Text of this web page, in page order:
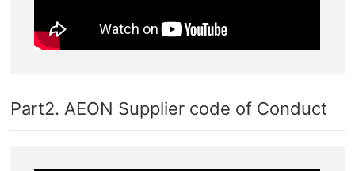
Part2. AEON Supplier code of Conduct